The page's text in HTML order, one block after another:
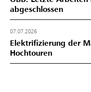
abgeschlossen
07.07.2026
Elektrifizierung der
Hochtouren